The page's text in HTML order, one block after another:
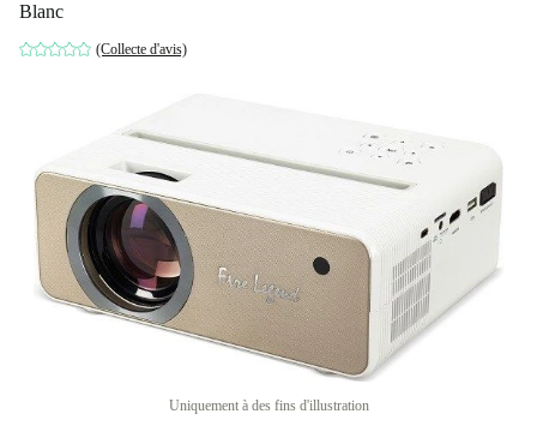
Blanc
(Collecte d'avis)
Uniquement à des fins d'illustration